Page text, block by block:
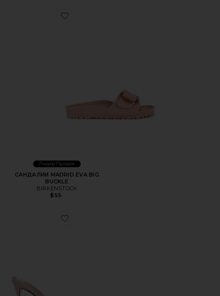
Favorite САНДАЛИИ MADRID EVA BIG BUCKLE
Лидер Продаж
САНДАЛИИ MADRID EVA BIG
BUCKLE
BIRKENSTOCK
$55
Favorite САНДАЛИИ НА КАБЛУКЕ KAIA